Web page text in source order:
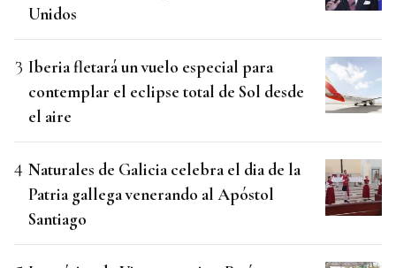
Unidos
Iberia fletará un vuelo especial para
contemplar el eclipse total de Sol desde
el aire
Naturales de Galicia celebra el dia de la
Patria gallega venerando al Apóstol
Santiago